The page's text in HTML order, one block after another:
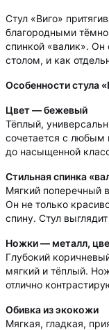
Стул «Виго»
благородными
спинкой «валик».
столом, и как
Особенности стула
Цвет — бежевый
Тёплый,
сочетается с любым
до насыщенной
Стильная спинка
Мягкий поперечный
Он не только
спину. Стул
Ножки — металл,
Глубокий
мягкий и тёплый.
отлично
Обивка из экокожи
Мягкая, гладкая,